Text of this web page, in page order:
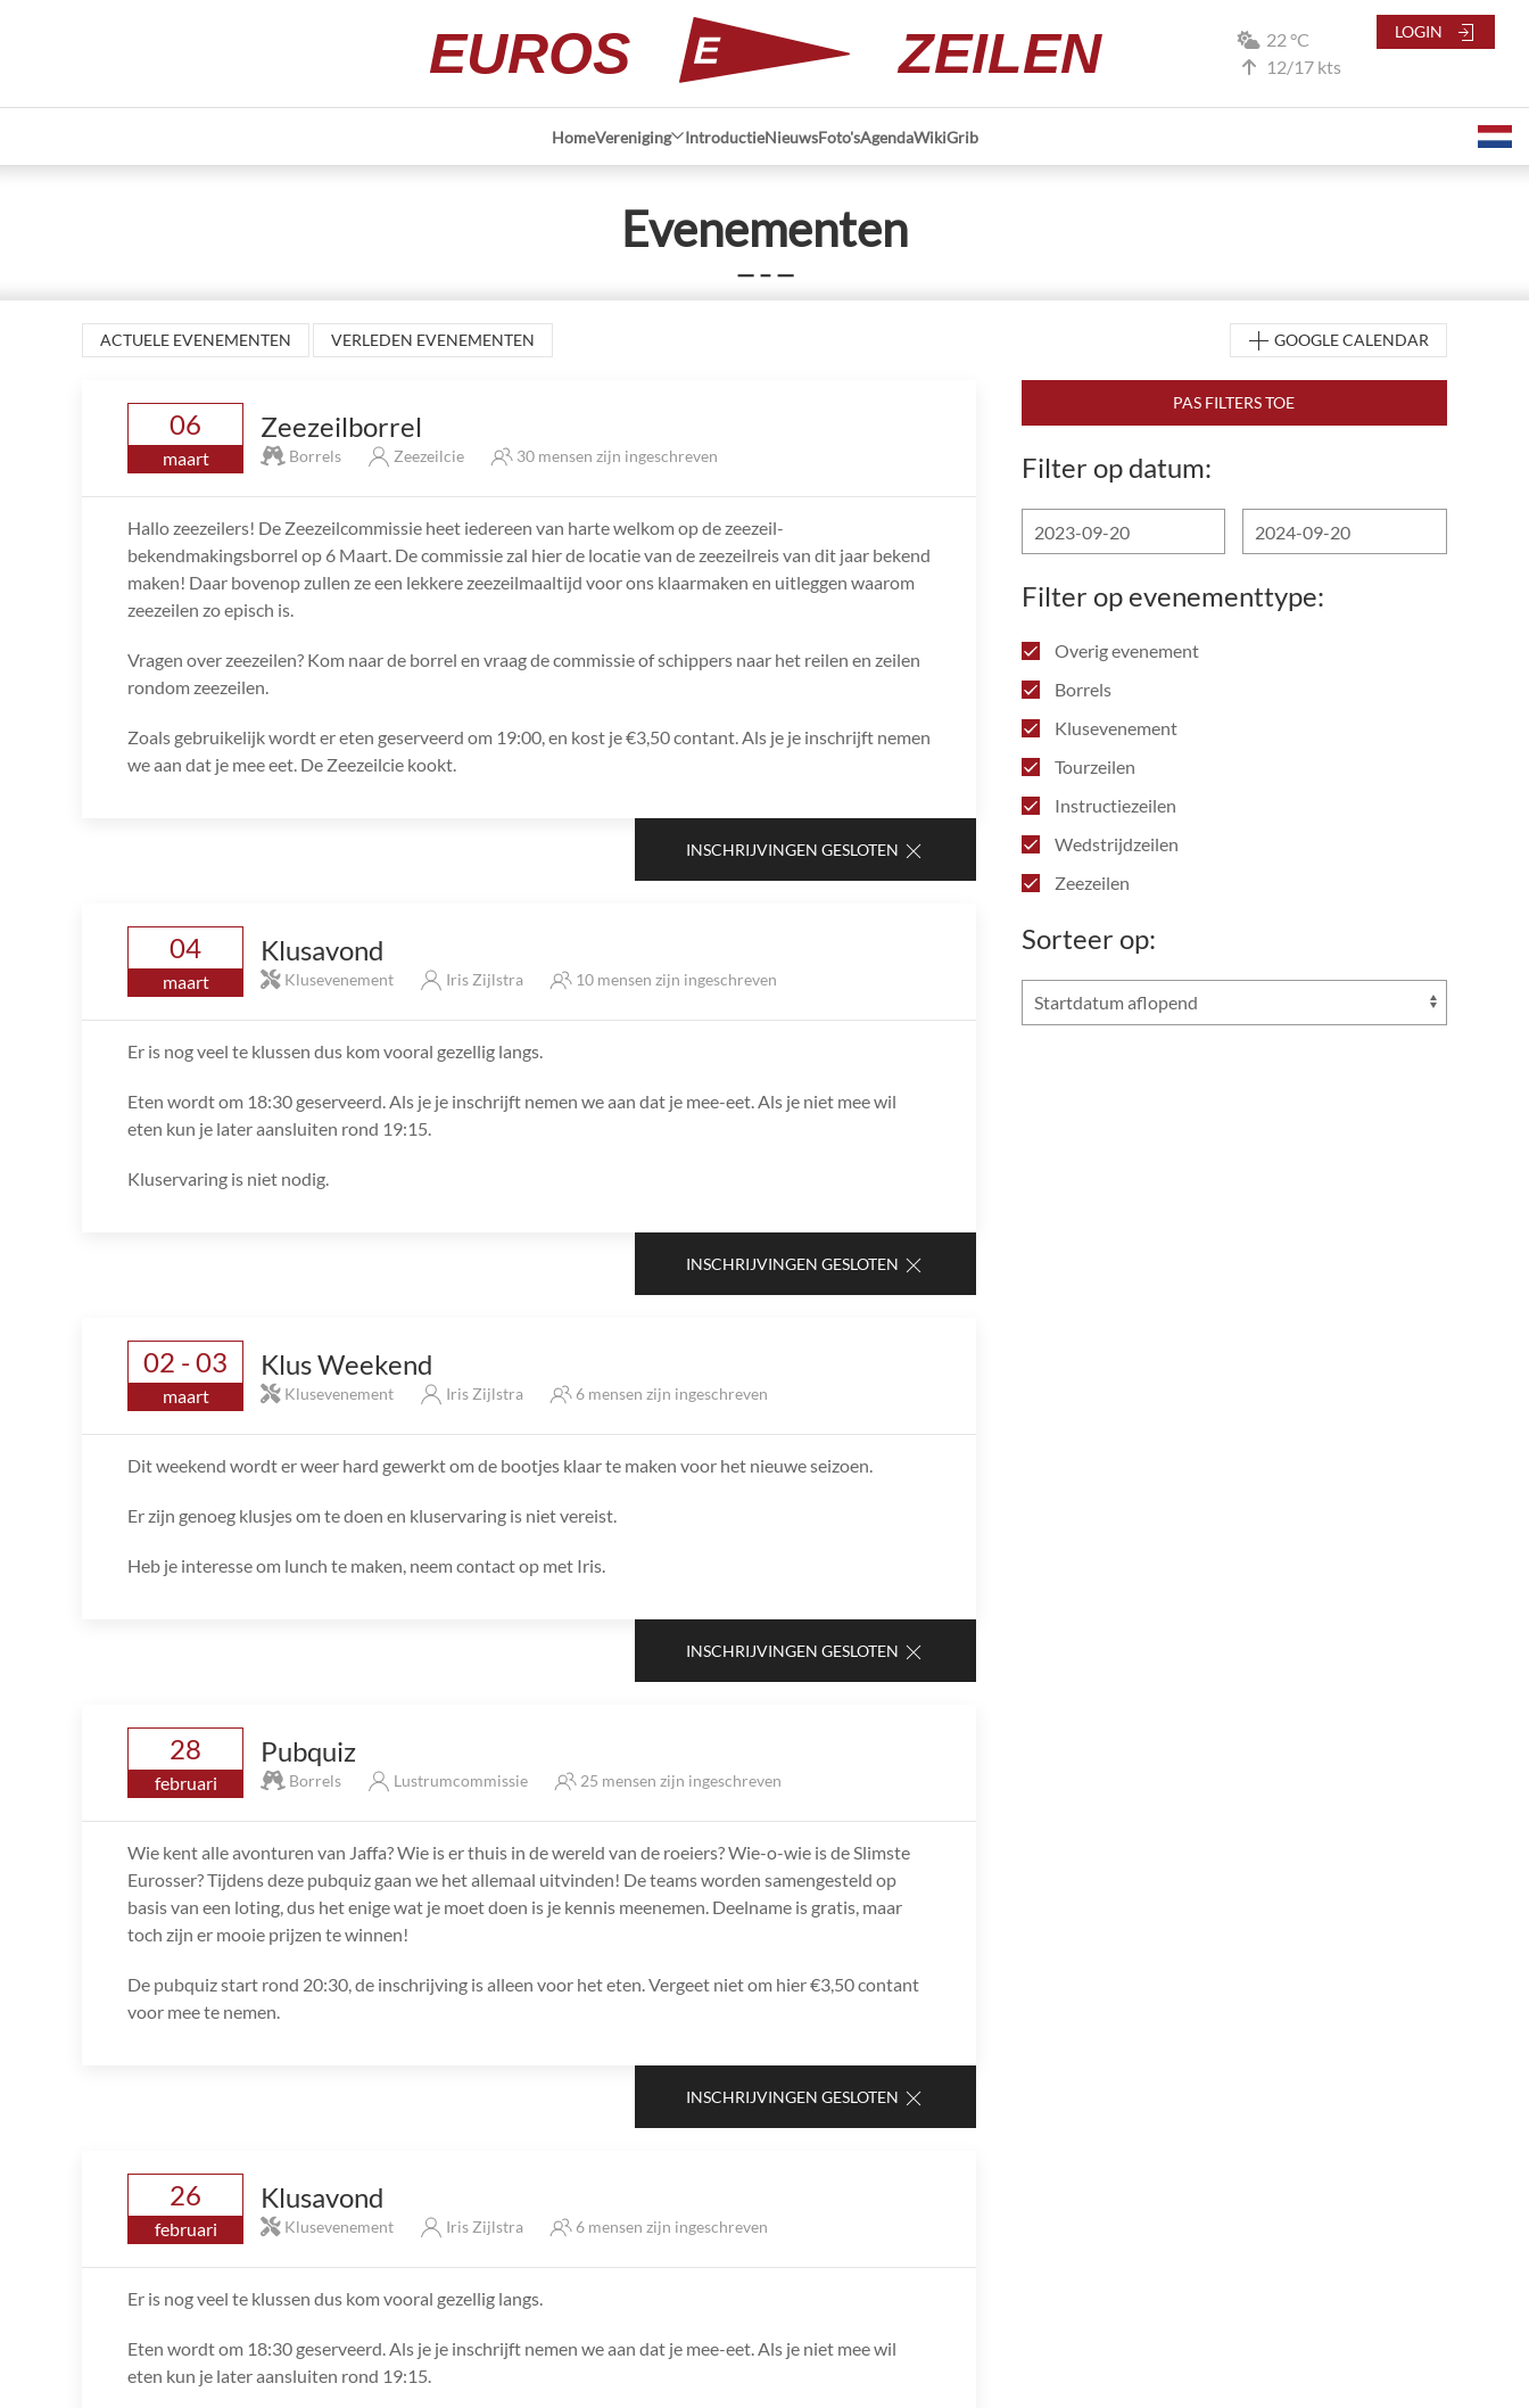
22 °C
12/17 kts
EUROS ZEILEN
HomeVereniging IntroductieNieuwsFoto'sAgendaWikiGrib
LOGIN
Evenementen
— – —
ACTUELE EVENEMENTEN VERLEDEN EVENEMENTEN GOOGLE CALENDAR
Filter op datum:
Filter op evenementtype:
Overig evenement
Borrels
Klusevenement
Tourzeilen
Instructiezeilen
Wedstrijdzeilen
Zeezeilen
Sorteer op:
06
maart
Zeezeilborrel
Borrels Zeezeilcie 30 mensen zijn ingeschreven
Hallo zeezeilers! De Zeezeilcommissie heet iedereen van harte welkom op de zeezeil-
bekendmakingsborrel op 6 Maart. De commissie zal hier de locatie van de zeezeilreis van dit jaar bekend
maken! Daar bovenop zullen ze een lekkere zeezeilmaaltijd voor ons klaarmaken en uitleggen waarom
zeezeilen zo episch is.
Vragen over zeezeilen? Kom naar de borrel en vraag de commissie of schippers naar het reilen en zeilen
rondom zeezeilen.
Zoals gebruikelijk wordt er eten geserveerd om 19:00, en kost je €3,50 contant. Als je je inschrijft nemen
we aan dat je mee eet. De Zeezeilcie kookt.
INSCHRIJVINGEN GESLOTEN
04
maart
Klusavond
Klusevenement Iris Zijlstra 10 mensen zijn ingeschreven
Er is nog veel te klussen dus kom vooral gezellig langs.
Eten wordt om 18:30 geserveerd. Als je je inschrijft nemen we aan dat je mee-eet. Als je niet mee wil
eten kun je later aansluiten rond 19:15.
Kluservaring is niet nodig.
INSCHRIJVINGEN GESLOTEN
02 - 03
maart
Klus Weekend
Klusevenement Iris Zijlstra 6 mensen zijn ingeschreven
Dit weekend wordt er weer hard gewerkt om de bootjes klaar te maken voor het nieuwe seizoen.
Er zijn genoeg klusjes om te doen en kluservaring is niet vereist.
Heb je interesse om lunch te maken, neem contact op met Iris.
INSCHRIJVINGEN GESLOTEN
28
februari
Pubquiz
Borrels Lustrumcommissie 25 mensen zijn ingeschreven
Wie kent alle avonturen van Jaffa? Wie is er thuis in de wereld van de roeiers? Wie-o-wie is de Slimste
Eurosser? Tijdens deze pubquiz gaan we het allemaal uitvinden! De teams worden samengesteld op
basis van een loting, dus het enige wat je moet doen is je kennis meenemen. Deelname is gratis, maar
toch zijn er mooie prijzen te winnen!
De pubquiz start rond 20:30, de inschrijving is alleen voor het eten. Vergeet niet om hier €3,50 contant
voor mee te nemen.
INSCHRIJVINGEN GESLOTEN
26
februari
Klusavond
Klusevenement Iris Zijlstra 6 mensen zijn ingeschreven
Er is nog veel te klussen dus kom vooral gezellig langs.
Eten wordt om 18:30 geserveerd. Als je je inschrijft nemen we aan dat je mee-eet. Als je niet mee wil
eten kun je later aansluiten rond 19:15.